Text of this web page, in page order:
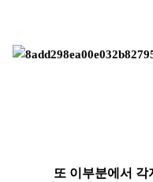
또 이부분에서 각